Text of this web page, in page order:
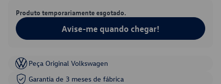
Produto temporariamente esgotado.
Avise-me quando chegar!
Peça Original Volkswagen
Garantia de 3 meses de fábrica